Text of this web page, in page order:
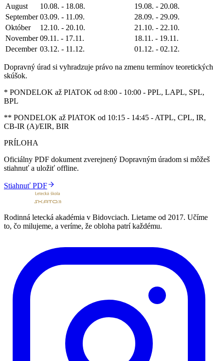
August
10.08. - 18.08.
19.08. - 20.08.
September 03.09. - 11.09.
28.09. - 29.09.
Október
12.10. - 20.10.
21.10. - 22.10.
November 09.11. - 17.11.
18.11. - 19.11.
December 03.12. - 11.12. 01.12. - 02.12.
Dopravný úrad si vyhradzuje právo na zmenu termínov teoretických
skúšok.
* PONDELOK až PIATOK od 8:00 - 10:00 - PPL, LAPL, SPL,
BPL
** PONDELOK až PIATOK od 10:15 - 14:45 - ATPL, CPL, IR,
CB-IR (A)/EIR, BIR
PRÍLOHA
Oficiálny PDF dokument zverejnený Dopravným úradom si môžeš
stiahnuť a uložiť offline.
Stiahnuť PDF
Rodinná letecká akadémia v Bidovciach. Lietame od 2017. Učíme
to, čo milujeme, a veríme, že obloha patrí každému.